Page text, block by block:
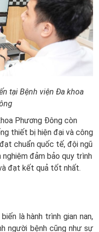
tại Bệnh viện Đa khoa
Phương Đông còn
thiết bị hiện đại và công
chuẩn quốc tế, đội ngũ
nghiệm đảm bảo quy trình
đạt kết quả tốt nhất.
là hành trình gian nan,
người bệnh cũng như sự